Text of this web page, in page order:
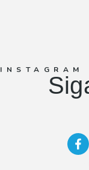
INSTAGRAM